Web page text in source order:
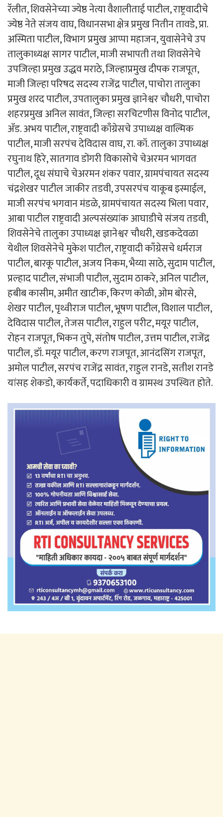
रॅलीत, शिवसेनेच्या ज्येष्ठ नेत्या वैशालीताई पाटील, राष्ट्रवादीचे
ज्येष्ठ नेते संजय वाघ, विधानसभा क्षेत्र प्रमुख नितीन तावडे, प्रा.
अस्मिता पाटील, विभाग प्रमुख आप्पा महाजन, युवासेनेचे उप
तालुकाध्यक्ष सागर पाटील, माजी सभापती तथा शिवसेनेचे
उपजिल्हा प्रमुख उद्धव मराठे, जिल्हाप्रमुख दीपक राजपूत,
माजी जिल्हा परिषद सदस्य राजेंद्र पाटील, पाचोरा तालुका
प्रमुख शरद पाटील, उपतालुका प्रमुख ज्ञानेश्वर चौधरी, पाचोरा
शहरप्रमुख अनिल सावंत, जिल्हा सरचिटणीस विनोद पाटील,
ॲड. अभय पाटील, राष्ट्रवादी काँग्रेसचे उपाध्यक्ष वाल्मिक
पाटील, माजी सरपंच देविदास वाघ, रा. कॉ. तालुका उपाध्यक्ष
रघुनाथ हिरे, सातगाव डोंगरी विकासोचे चेअरमन भागवत
पाटील, दूध संघाचे चेअरमन शंकर पवार, ग्रामपंचायत सदस्य
चंद्रशेखर पाटील जाकीर तडवी, उपसरपंच याकूब इस्माईल,
माजी सरपंच भगवान मंडळे, ग्रामपंचायत सदस्य भिला पवार,
आबा पाटील राष्ट्रवादी अल्पसंख्यांक आघाडीचे संजय तडवी,
शिवसेनेचे तालुका उपाध्यक्ष ज्ञानेश्वर चौधरी, खडकदेवळा
येथील शिवसेनेचे मुकेश पाटील, राष्ट्रवादी काँग्रेसचे धर्मराज
पाटील, बारकू पाटील, अजय निकम, भैय्या साठे, सुदाम पाटील,
प्रल्हाद पाटील, संभाजी पाटील, सुदाम ठाकरे, अनिल पाटील,
हबीब कासीम, अमीत खाटीक, किरण कोळी, ओम बोरसे,
शेखर पाटील, पृथ्वीराज पाटील, भूषण पाटील, विशाल पाटील,
देविदास पाटील, तेजस पाटील, राहुल परीट, मयूर पाटील,
रोहन राजपूत, भिकन तुपे, संतोष पाटील, उत्तम पाटील, राजेंद्र
पाटील, डॉ. मयूर पाटील, करण राजपूत, आनंदसिंग राजपूत,
अमोल पाटील, सरपंच राजेंद्र सावंत, राहुल रानडे, सतीश रानडे
यांसह शेकडो, कार्यकर्ते, पदाधिकारी व ग्रामस्थ उपस्थित होते.